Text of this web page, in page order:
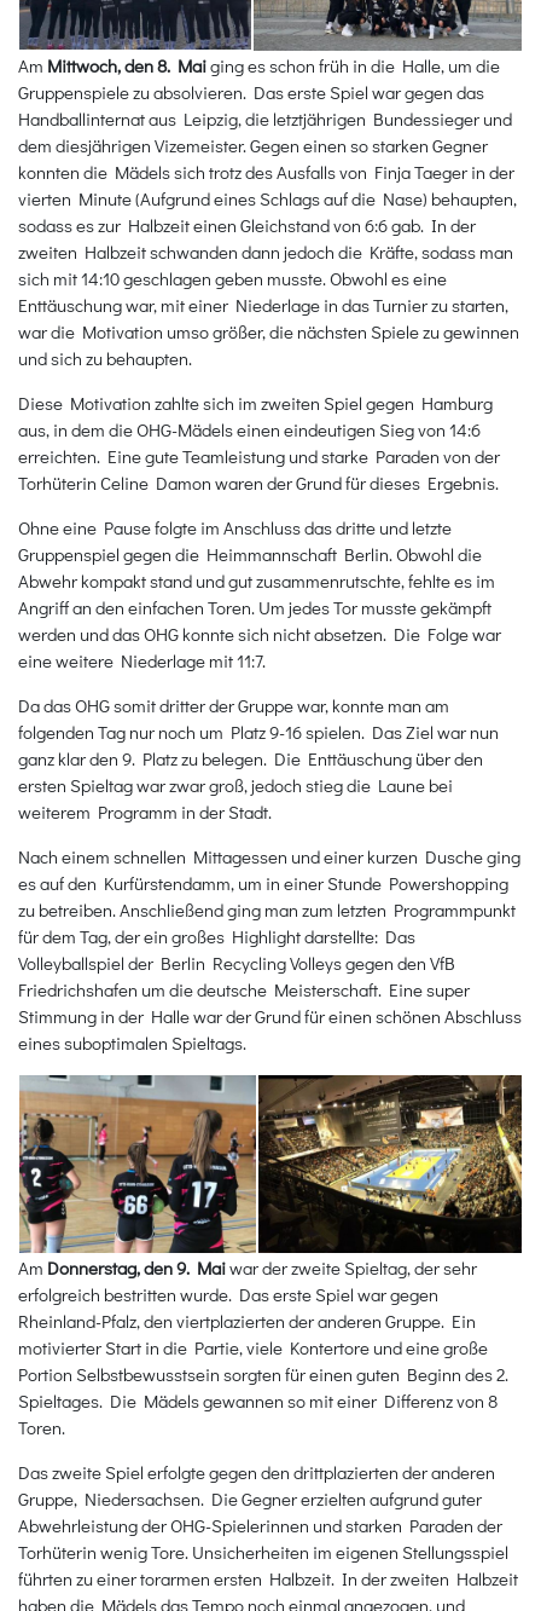
Am Mittwoch, den 8. Maiging es schon früh in die Halle, um die
Gruppenspiele zu absolvieren. Das erste Spiel war gegen das
Handballinternat aus Leipzig, die letztjährigen Bundessieger und
dem diesjährigen Vizemeister. Gegen einen so starken Gegner
konnten die Mädels sich trotz des Ausfalls von Finja Taeger in der
vierten Minute (Aufgrund eines Schlags auf die Nase) behaupten,
sodass es zur Halbzeit einen Gleichstand von 6:6 gab. In der
zweiten Halbzeit schwanden dann jedoch die Kräfte, sodass man
sich mit 14:10 geschlagen geben musste. Obwohl es eine
Enttäuschung war, mit einer Niederlage in das Turnier zu starten,
war die Motivation umso größer, die nächsten Spiele zu gewinnen
und sich zu behaupten.
Diese Motivation zahlte sich im zweiten Spiel gegen Hamburg
aus, in dem die OHG-Mädels einen eindeutigen Sieg von 14:6
erreichten. Eine gute Teamleistung und starke Paraden von der
Torhüterin Celine Damon waren der Grund für dieses Ergebnis.
Ohne eine Pause folgte im Anschluss das dritte und letzte
Gruppenspiel gegen die Heimmannschaft Berlin. Obwohl die
Abwehr kompakt stand und gut zusammenrutschte, fehlte es im
Angriff an den einfachen Toren. Um jedes Tor musste gekämpft
werden und das OHG konnte sich nicht absetzen. Die Folge war
eine weitere Niederlage mit 11:7.
Da das OHG somit dritter der Gruppe war, konnte man am
folgenden Tag nur noch um Platz 9-16 spielen. Das Ziel war nun
ganz klar den 9. Platz zu belegen. Die Enttäuschung über den
ersten Spieltag war zwar groß, jedoch stieg die Laune bei
weiterem Programm in der Stadt.
Nach einem schnellen Mittagessen und einer kurzen Dusche ging
es auf den Kurfürstendamm, um in einer Stunde Powershopping
zu betreiben. Anschließend ging man zum letzten Programmpunkt
für dem Tag, der ein großes Highlight darstellte: Das
Volleyballspiel der Berlin Recycling Volleys gegen den VfB
Friedrichshafen um die deutsche Meisterschaft. Eine super
Stimmung in der Halle war der Grund für einen schönen Abschluss
eines suboptimalen Spieltags.
Am Donnerstag, den 9. Maiwar der zweite Spieltag, der sehr
erfolgreich bestritten wurde. Das erste Spiel war gegen
Rheinland-Pfalz, den viertplazierten der anderen Gruppe. Ein
motivierter Start in die Partie, viele Kontertore und eine große
Portion Selbstbewusstsein sorgten für einen guten Beginn des 2.
Spieltages. Die Mädels gewannen so mit einer Differenz von 8
Toren.
Das zweite Spiel erfolgte gegen den drittplazierten der anderen
Gruppe, Niedersachsen. Die Gegner erzielten aufgrund guter
Abwehrleistung der OHG-Spielerinnen und starken Paraden der
Torhüterin wenig Tore. Unsicherheiten im eigenen Stellungsspiel
führten zu einer torarmen ersten Halbzeit. In der zweiten Halbzeit
haben die Mädels das Tempo noch einmal angezogen, und